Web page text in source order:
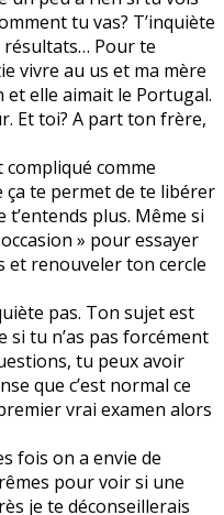
tu vas? T’inquiète
résultats… Pour te
vivre au us et ma mère
elle aimait le Portugal.
Et toi? A part ton frère,
compliqué comme
te permet de te libérer
plus. Même si
» pour essayer
et renouveler ton cercle
pas. Ton sujet est
tu n’as pas forcément
tu peux avoir
que c’est normal ce
vrai examen alors
fois on a envie de
pour voir si une
je te déconseillerais